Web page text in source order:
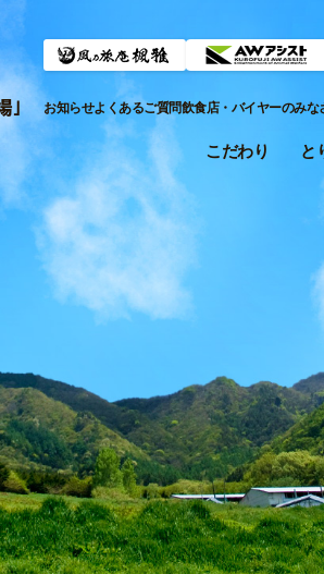
」
お知らせよくあるご質問飲食店・バイヤーのみな
こだわり と